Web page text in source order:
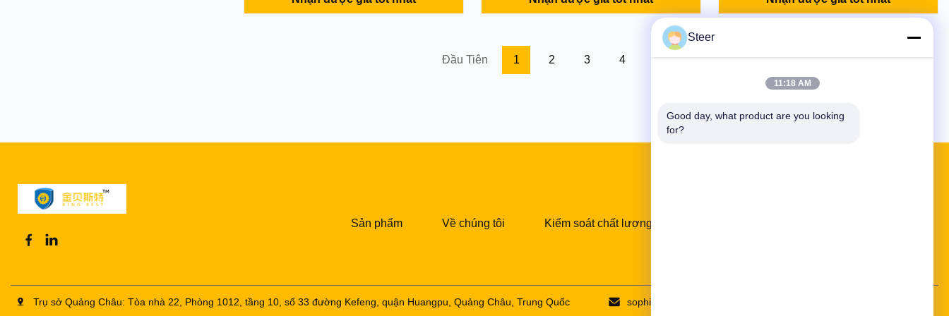
MOQ(Minimum Order Quantity:) 1 Piece
Condition: 100% NewAvailability: In Stock
Supply Ability: 1000pcs per week Port: ...
Express: DHL Fedex EMS UPS or By ...
Đầu Tiên 1 2 3 4 5 Cuối Cùng
Sản phẩm Về chúng tôi Kiểm soát chất lượng
Trụ sở Quảng Châu: Tòa nhà 22, Phòng 1012, tầng 10, số 33 đường Kefeng, quận Huangpu, Quảng Châu, Trung Quốc sophia@xgparts.com
Steer
11:18 AM
Good day, what product are you looking
for?